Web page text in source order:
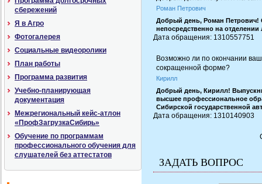
сбережений
Я в Агро
Фотогалерея
Социальные видеоролики
План работы
Программа развития
Учебно-планирующая
документация
Межрегиональный кейс-атлон
«ПрофЗагрузкаСибирь»
Обучение по программам
профессионального обучения для
слушателей без аттестатов
Роман Петрович
Добрый день, Роман Петрович!
непосредственно на отделении
Дата обращения: 1310557751
Возможно ли по окончании
сокращенной форме?
Кирилл
Добрый день, Кирилл!
высшее профессиональное
Сибирской государственной
Дата обращения: 1310140903
ЗАДАТЬ ВОПРОС